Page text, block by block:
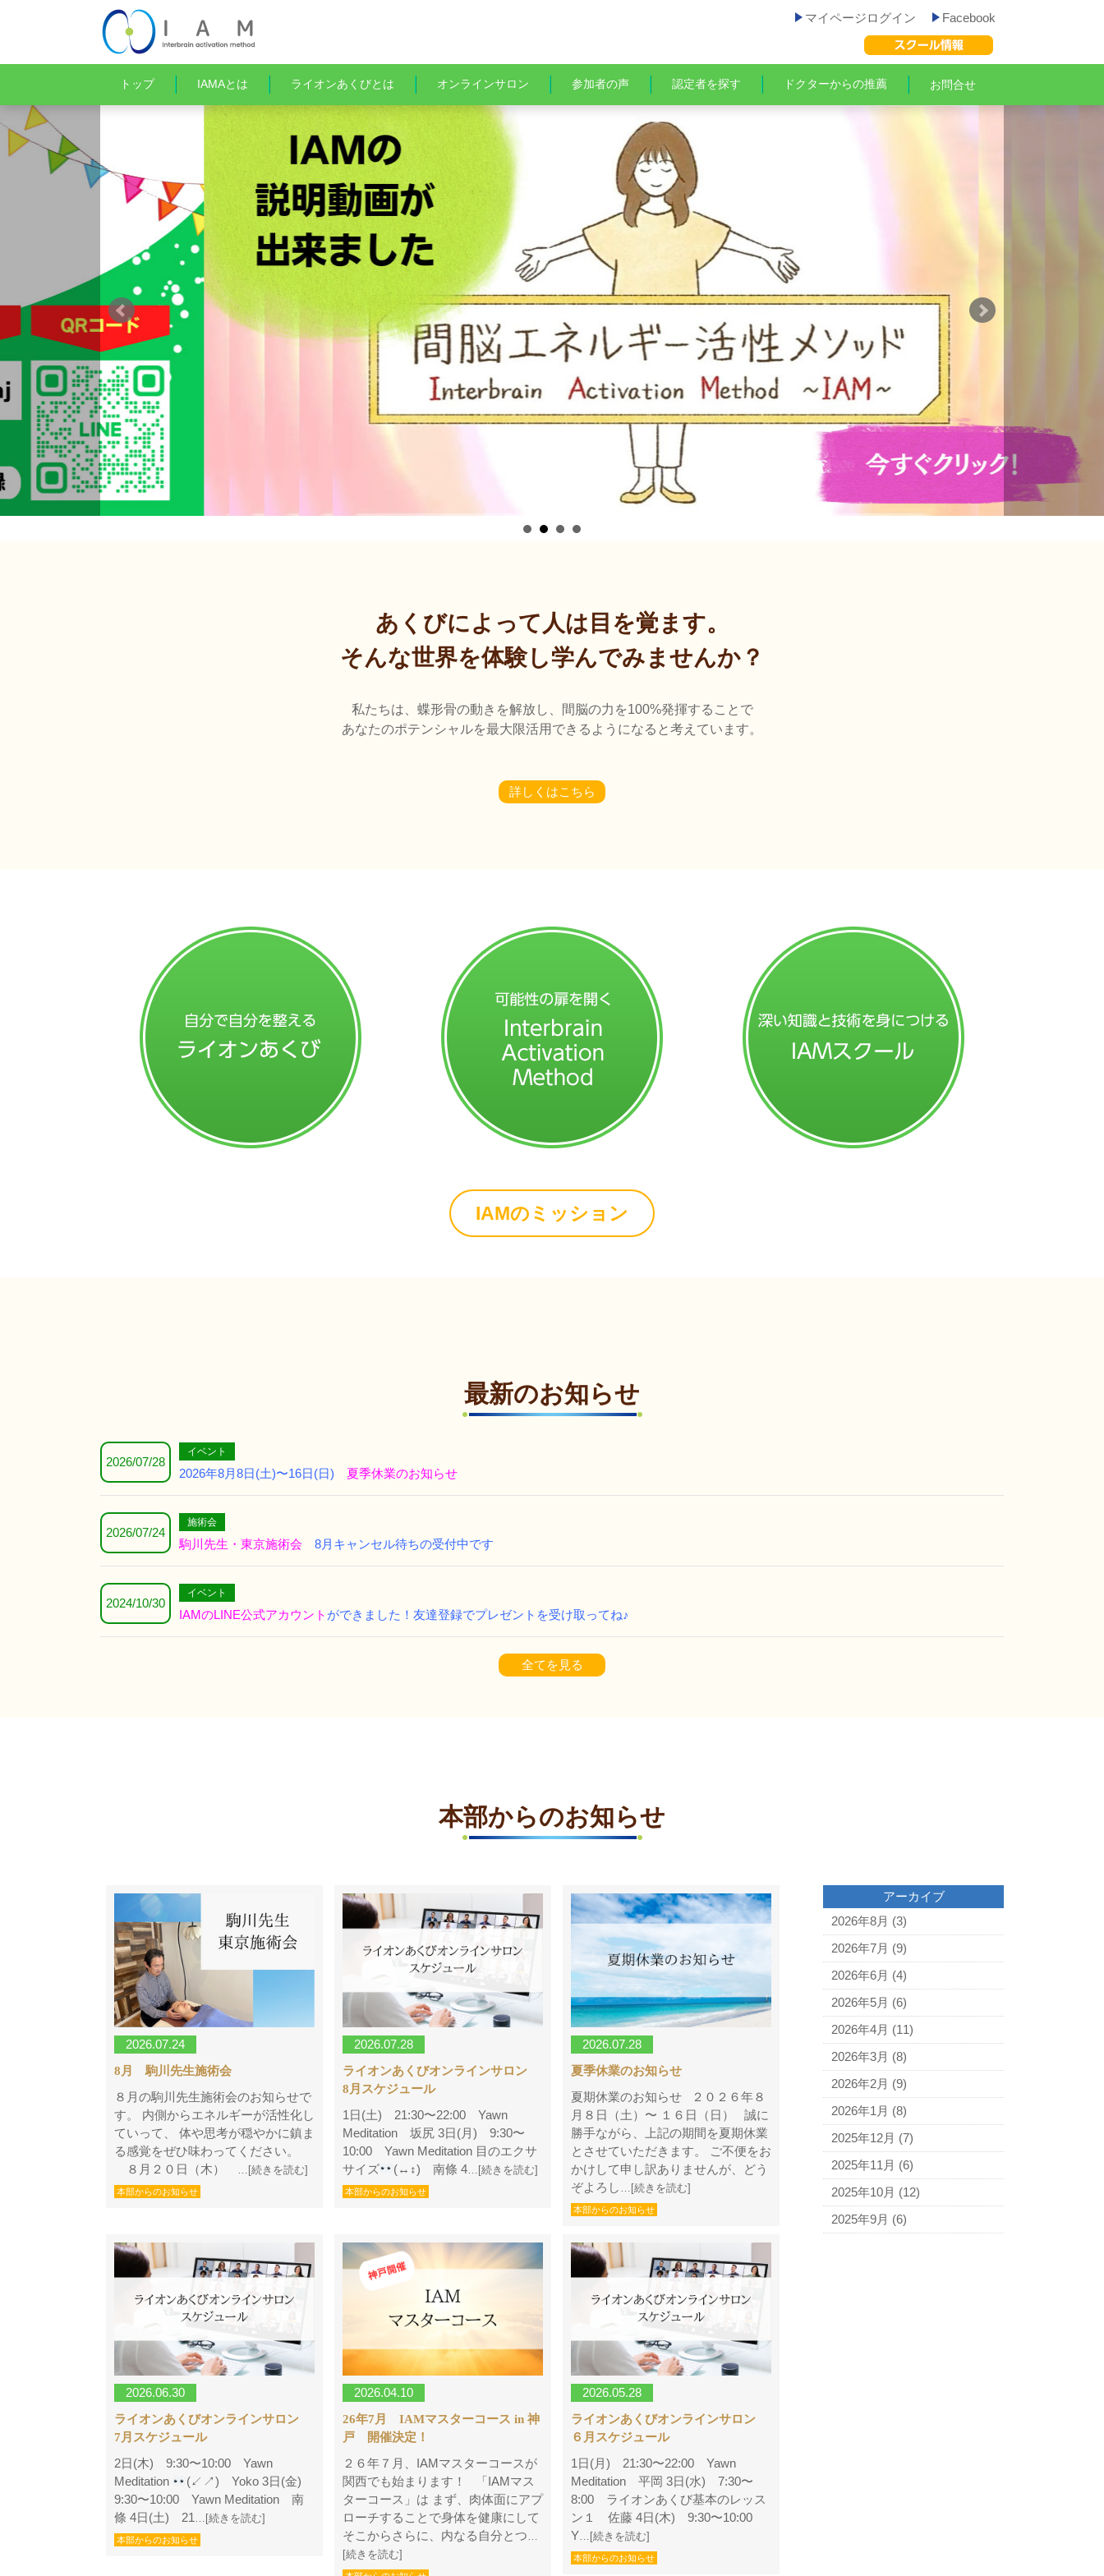
マイページログイン Facebook
トップ IAMAとは ライオンあくびとは オンラインサロン 参加者の声 認定者を探す ドクターからの推薦 お問合せ
あくびによって 人は目を覚ます。
そんな世界を体験し学んでみませんか？
私たちは、蝶形骨の動きを解放し、間脳の力を100%発揮することで
あなたのポテンシャルを最大限活用できるようになると考えています。
詳しくはこちら
IAMのミッション
最新のお知らせ
2026/07/28
イベント
2026年8月8日(土)〜16日(日) 夏季休業のお知らせ
2026/07/24
施術会
駒川先生・東京施術会 8月キャンセル待ちの受付中です
2024/10/30
イベント
IAMのLINE公式アカウント ができました！友達登録でプレゼントを受け取ってね♪
全てを見る
本部からのお知らせ
2026.07.24
8月 駒川先生施術会
８月の駒川先生施術会のお知らせで
す。 内側からエネルギーが活性化し
ていって、 体や思考が穏やかに鎮ま
る感覚をぜひ味わってください。
８月２０日（木）
…[続きを読む]
本部からのお知らせ
2026.07.28
ライオンあくびオンラインサロン
8月スケジュール
1日(土) 21:30〜22:00 Yawn
Meditation 坂尻 3日(月) 9:30〜
10:00 Yawn Meditation 目のエクサ
サイズ
(↔︎↕︎) 南條 4 …[続きを読む]
本部からのお知らせ
2026.07.28
夏季休業のお知らせ
夏期休業のお知らせ ２０２６年８
月８日（土）〜 １６日（日） 誠に
勝手ながら、上記の期間を夏期休業
とさせていただきます。 ご不便をお
かけして申し訳ありませんが、どう
ぞよろし
…[続きを読む]
本部からのお知らせ
2026.06.30
ライオンあくびオンラインサロン
7月スケジュール
2日(木) 9:30〜10:00 Yawn
Meditation
(↙︎↗︎) Yoko 3日(金)
9:30〜10:00 Yawn Meditation 南
條 4日(土) 21 …[続きを読む]
本部からのお知らせ
2026.04.10
26年7月 IAMマスターコース in 神
戸 開催決定！
２６年７月、IAMマスターコースが
関西でも始まります！ 「IAMマス
ターコース」は まず、肉体面にアプ
ローチすることで身体を健康にして
そこからさらに、内なる自分とつ…
[続きを読む]
2026.05.28
ライオンあくびオンラインサロン
６月スケジュール
1日(月) 21:30〜22:00 Yawn
Meditation 平岡 3日(水) 7:30〜
8:00 ライオンあくび基本のレッス
ン１ 佐藤 4日(木) 9:30〜10:00
Y…[続きを読む]
本部からのお知らせ
アーカイブ
2026年8月 (3)
2026年7月 (9)
2026年6月 (4)
2026年5月 (6)
2026年4月 (11)
2026年3月 (8)
2026年2月 (9)
2026年1月 (8)
2025年12月 (7)
2025年11月 (6)
2025年10月 (12)
2025年9月 (6)